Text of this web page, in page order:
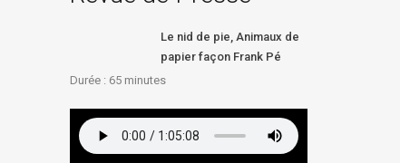
Le nid de pie, Animaux de
papier façon Frank Pé
Durée : 65minutes